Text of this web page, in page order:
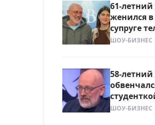
61-
женился
супруге
ШОУ-БИЗНЕС
58-
ШОУ-БИЗНЕС